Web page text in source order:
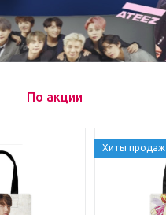
По акции
Хиты продаж